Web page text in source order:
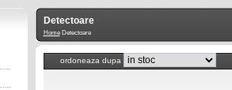
Detectoare
HomeDetectoare
ordoneaza dupa